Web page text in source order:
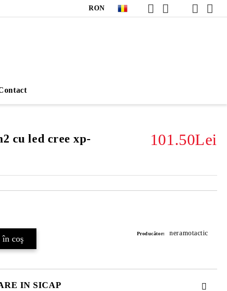
RON
cu led cree xp-
101.50Lei
Producător: neramotactic
IN SICAP